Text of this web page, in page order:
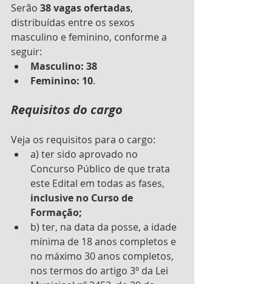
Serão 38 vagas ofertadas,
distribuídas entre os sexos
masculino e feminino, conforme a
seguir:
Masculino: 38
Feminino: 10.
Requisitos do cargo
Veja os requisitos para o cargo:
a) ter sido aprovado no
Concurso Público de que trata
este Edital em todas as fases,
inclusive no Curso de
Formação;
b) ter, na data da posse, a idade
mínima de 18 anos completos e
no máximo 30 anos completos,
nos termos do artigo 3º da Lei